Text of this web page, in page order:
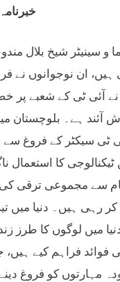
خبرنامہ نمبر1069/
و سینیٹر شیخ بلال
ان نوجوانوں نے
نے آئی ٹی کے شعبے
ہے۔ بلوچستان
سیکٹر کے فروغ سے
کا استعمال
قیام سے مجموعی
کر رہی ہیں۔ دنیا
فوائد فراہم کیے
کو فروغ